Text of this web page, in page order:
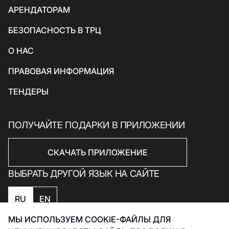
МЫ ИСПОЛЬЗУЕМ COOKIE-ФАЙЛЫ ДЛЯ
Товары для спорта и отдыха
Электроника, книги и бытовая техника
Товары для дома
Подарки и сувениры
АРЕНДАТОРАМ
БЕЗОПАСНОСТЬ В ТРЦ
О НАС
ПРАВОВАЯ ИНФОРМАЦИЯ
ТЕНДЕРЫ
ПОЛУЧАЙТЕ ПОДАРКИ В ПРИЛОЖЕНИИ
СКАЧАТЬ ПРИЛОЖЕНИЕ
ВЫБРАТЬ ДРУГОЙ ЯЗЫК НА САЙТЕ
RU EN